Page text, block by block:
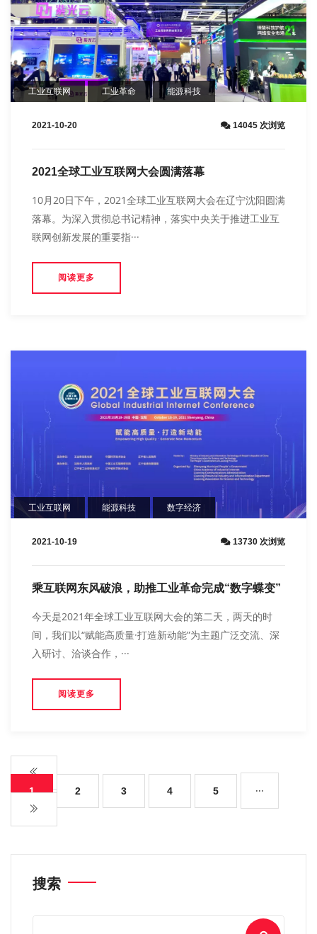
工业互联网 工业革命 能源科技
2021-10-20 14045 次浏览
2021全球工业互联网大会圆满落幕
10月20日下午，2021全球工业互联网大会在辽宁沈阳圆满
落幕。为深入贯彻总书记精神，落实中央关于推进工业互
联网创新发展的重要指···
阅读更多
工业互联网 能源科技 数字经济
2021-10-19 13730 次浏览
乘互联网东风破浪，助推工业革命完成“数字蝶变”
今天是2021年全球工业互联网大会的第二天，两天的时
间，我们以“赋能高质量·打造新动能”为主题广泛交流、深
入研讨、洽谈合作，···
阅读更多
1 2 3 4 5 ···
搜索